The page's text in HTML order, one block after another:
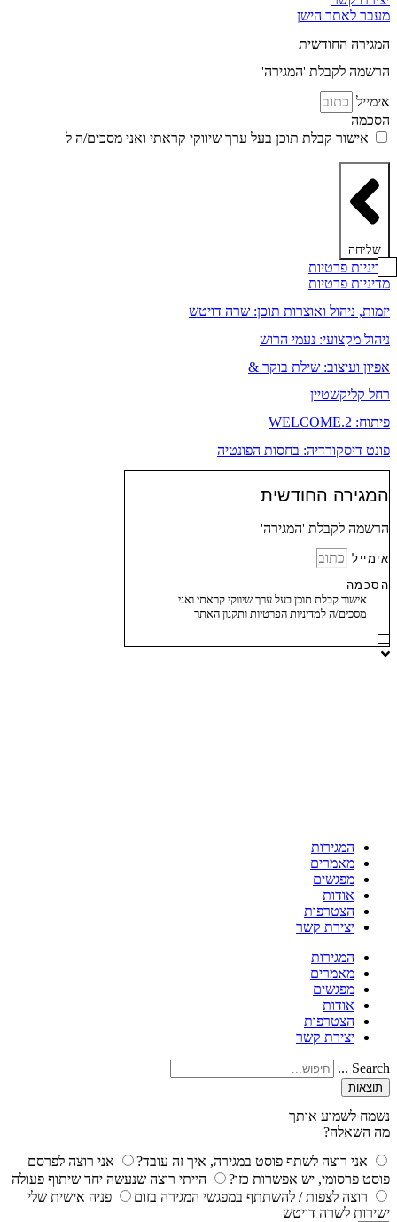
מעבר לאתר הישן
המגירה החודשית
הרשמה לקבלת 'המגירה'
אימייל
הסכמה
אישור קבלת תוכן בעל ערך שיווקי קראתי ואני מסכים/ה ל
שליחה
מדיניות פרטיות
מדיניות פרטיות
יזמות, ניהול ואוצרות תוכן: שרה דויטש
ניהול מקצועי: נעמי הרוש
אפיון ועיצוב: שילת בוקר &
רחל קליקשטיין
פיתוח: WELCOME.2
פונט דיסקורדיה: בחסות הפונטיה
המגירה החודשית
הרשמה לקבלת 'המגירה'
אימייל
הסכמה
אישור קבלת תוכן בעל ערך שיווקי קראתי ואני
מסכים/ה למדיניות הפרטיות ותקנון האתר
המגירות
מאמרים
מפגשים
אודות
הצטרפות
יצירת קשר
המגירות
מאמרים
מפגשים
אודות
הצטרפות
יצירת קשר
Search ...
תוצאות
נשמח לשמוע אותך
מה השאלה?
אני רוצה לשתף פוסט במגירה, איך זה עובד?
אני רוצה לפרסם
פוסט פרסומי, יש אפשרות כזו?
הייתי רוצה שנעשה יחד שיתוף פעולה
רוצה לצפות / להשתתף במפגשי המגירה בזום
פניה אישית שלי
ישירות לשרה דויטש